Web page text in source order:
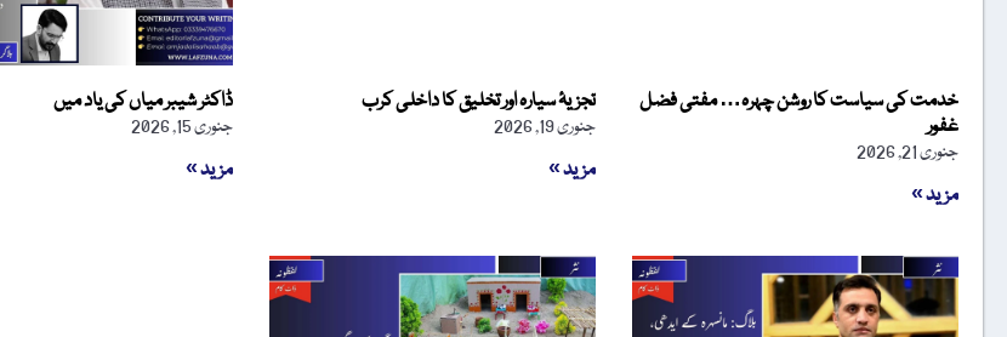
خدمت کی سیاست کا روشن چہرہ… مفتی فضل
غفور
جنوری 21, 2026
مزید »
تجزیۂ سیارہ اور تخلیق کا داخلی کرب
جنوری 19, 2026
مزید »
ڈاکٹر شیبر میاں کی یاد میں
جنوری 15, 2026
مزید »